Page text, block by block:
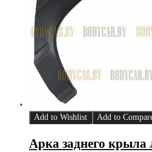
Add to Wishlist Add to
Арка заднего